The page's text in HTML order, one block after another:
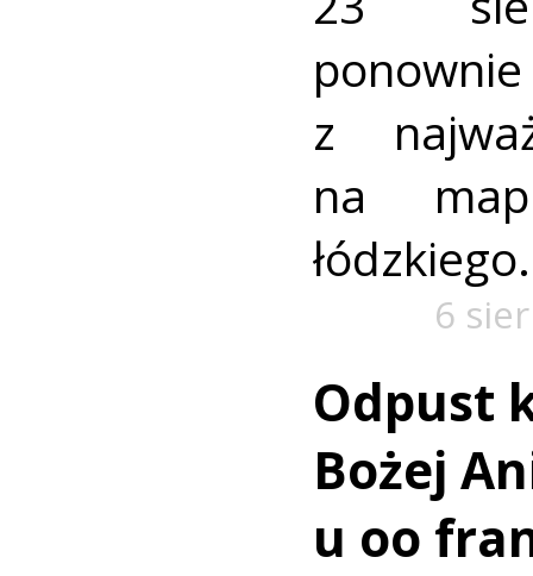
z
na
łódzkiego.
6
Odpust
Bożej
u oo